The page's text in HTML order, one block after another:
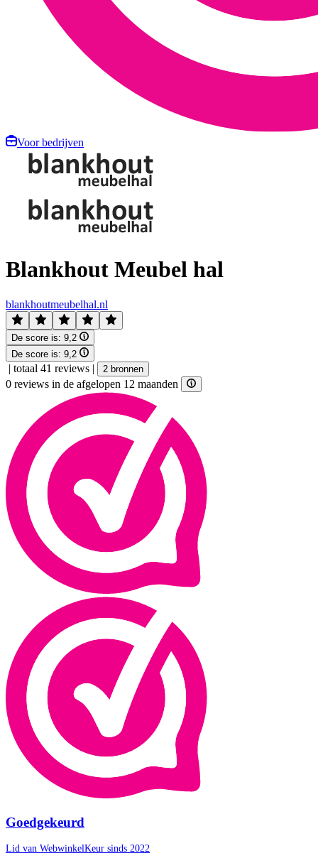
Voor bedrijven
Blankhout Meubel hal
blankhoutmeubelhal.nl
De score is: 9,2
De score is: 9,2
| totaal 41 reviews | 2 bronnen
0 reviews in de afgelopen 12 maanden
Goedgekeurd
Lid van WebwinkelKeur sinds 2022